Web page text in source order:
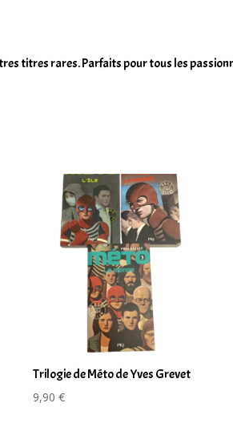
titres rares. Parfaits pour tous les
Trilogie de Méto de Yves Grevet
9,90 €